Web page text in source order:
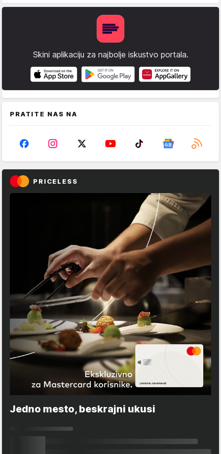
Skini aplikaciju za najbolje iskustvo portala.
PRATITE NAS NA
PRICELESS
Jedno mesto, beskrajni ukusi